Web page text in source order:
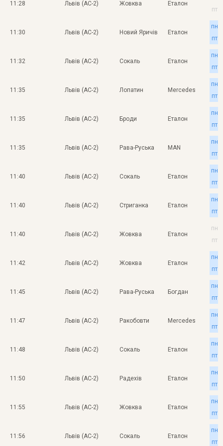
11:28 Львів (АС-2) Жовква Еталон
пт
11:30 Львів (АС-2) Новий Яричів Еталон
пн
пт
11:32 Львів (АС-2) Сокаль Еталон
пн
пт
11:35 Львів (АС-2) Лопатин Mercedes
пн
пт
11:35 Львів (АС-2) Броди Еталон
пн
пт
11:35 Львів (АС-2) Рава-Руська MAN
пн
пт
11:40 Львів (АС-2) Сокаль Еталон
пн
пт
11:40 Львів (АС-2) Стриганка Еталон
пн
пт
11:40 Львів (АС-2) Жовква Еталон
пн
пт
11:42 Львів (АС-2) Жовква Еталон
пн
пт
11:45 Львів (АС-2) Рава-Руська Богдан
пн
пт
11:47 Львів (АС-2) Ракобовти Mercedes
пн
пт
11:48 Львів (АС-2) Сокаль Еталон
пн
пт
11:50 Львів (АС-2) Радехів Еталон
пн
пт
11:55 Львів (АС-2) Жовква Еталон
пн
пт
11:56 Львів (АС-2) Сокаль Еталон
пн
пт